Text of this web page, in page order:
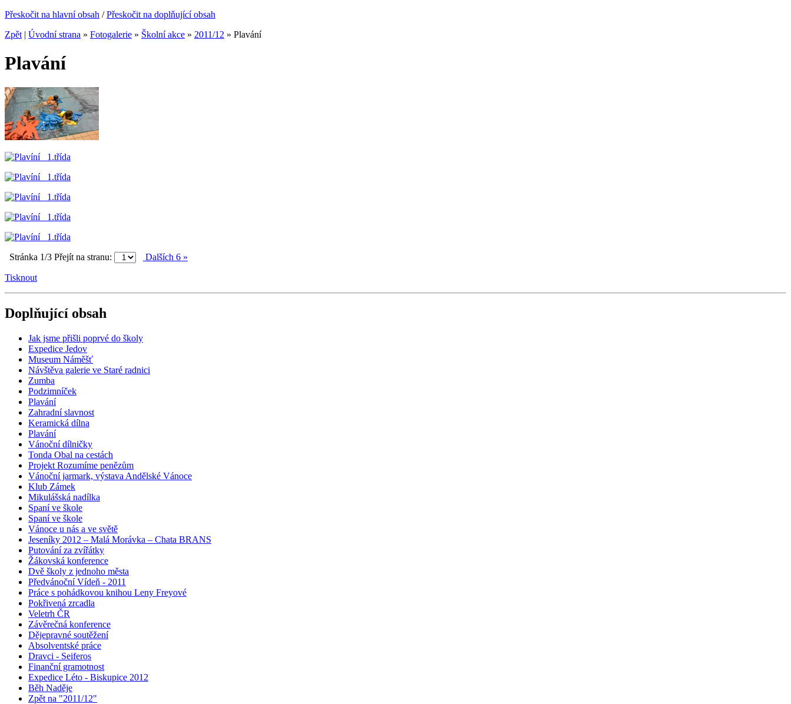
Přeskočit na hlavní obsah /Přeskočit na doplňující obsah
Zpět | Úvodní strana » Fotogalerie » Školní akce » 2011/12 » Plavání
Plavání
Stránka 1/3 Přejít na stranu: Dalších 6 »
Tisknout
Doplňující obsah
Jak jsme přišli poprvé do školy
Expedice Jedov
Museum Náměšť
Návštěva galerie ve Staré radnici
Zumba
Podzimníček
Plavání
Zahradní slavnost
Keramická dílna
Plavání
Vánoční dílničky
Tonda Obal na cestách
Projekt Rozumíme penězům
Vánoční jarmark, výstava Andělské Vánoce
Klub Zámek
Mikulášská nadílka
Spaní ve škole
Spaní ve škole
Vánoce u nás a ve světě
Jeseníky 2012 – Malá Morávka – Chata BRANS
Putování za zvířátky
Žákovská konference
Dvě školy z jednoho města
Předvánoční Vídeň - 2011
Práce s pohádkovou knihou Leny Freyové
Pokřivená zrcadla
Veletrh ČR
Závěrečná konference
Dějepravné soutěžení
Absolventské práce
Dravci - Seiferos
Finanční gramotnost
Expedice Léto - Biskupice 2012
Běh Naděje
Zpět na "2011/12"